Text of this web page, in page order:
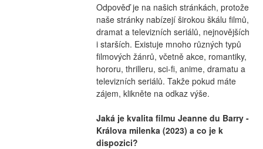
Odpověď je na našich stránkách, protože
naše stránky nabízejí širokou škálu filmů,
dramat a televizních seriálů, nejnovějších
i starších. Existuje mnoho různých typů
filmových žánrů, včetně akce, romantiky,
hororu, thrilleru, sci-fi, anime, dramatu a
televizních seriálů. Takže pokud máte
zájem, klikněte na odkaz výše.
Jaká je kvalita filmu Jeanne du Barry -
Králova milenka (2023) a co je k
dispozici?